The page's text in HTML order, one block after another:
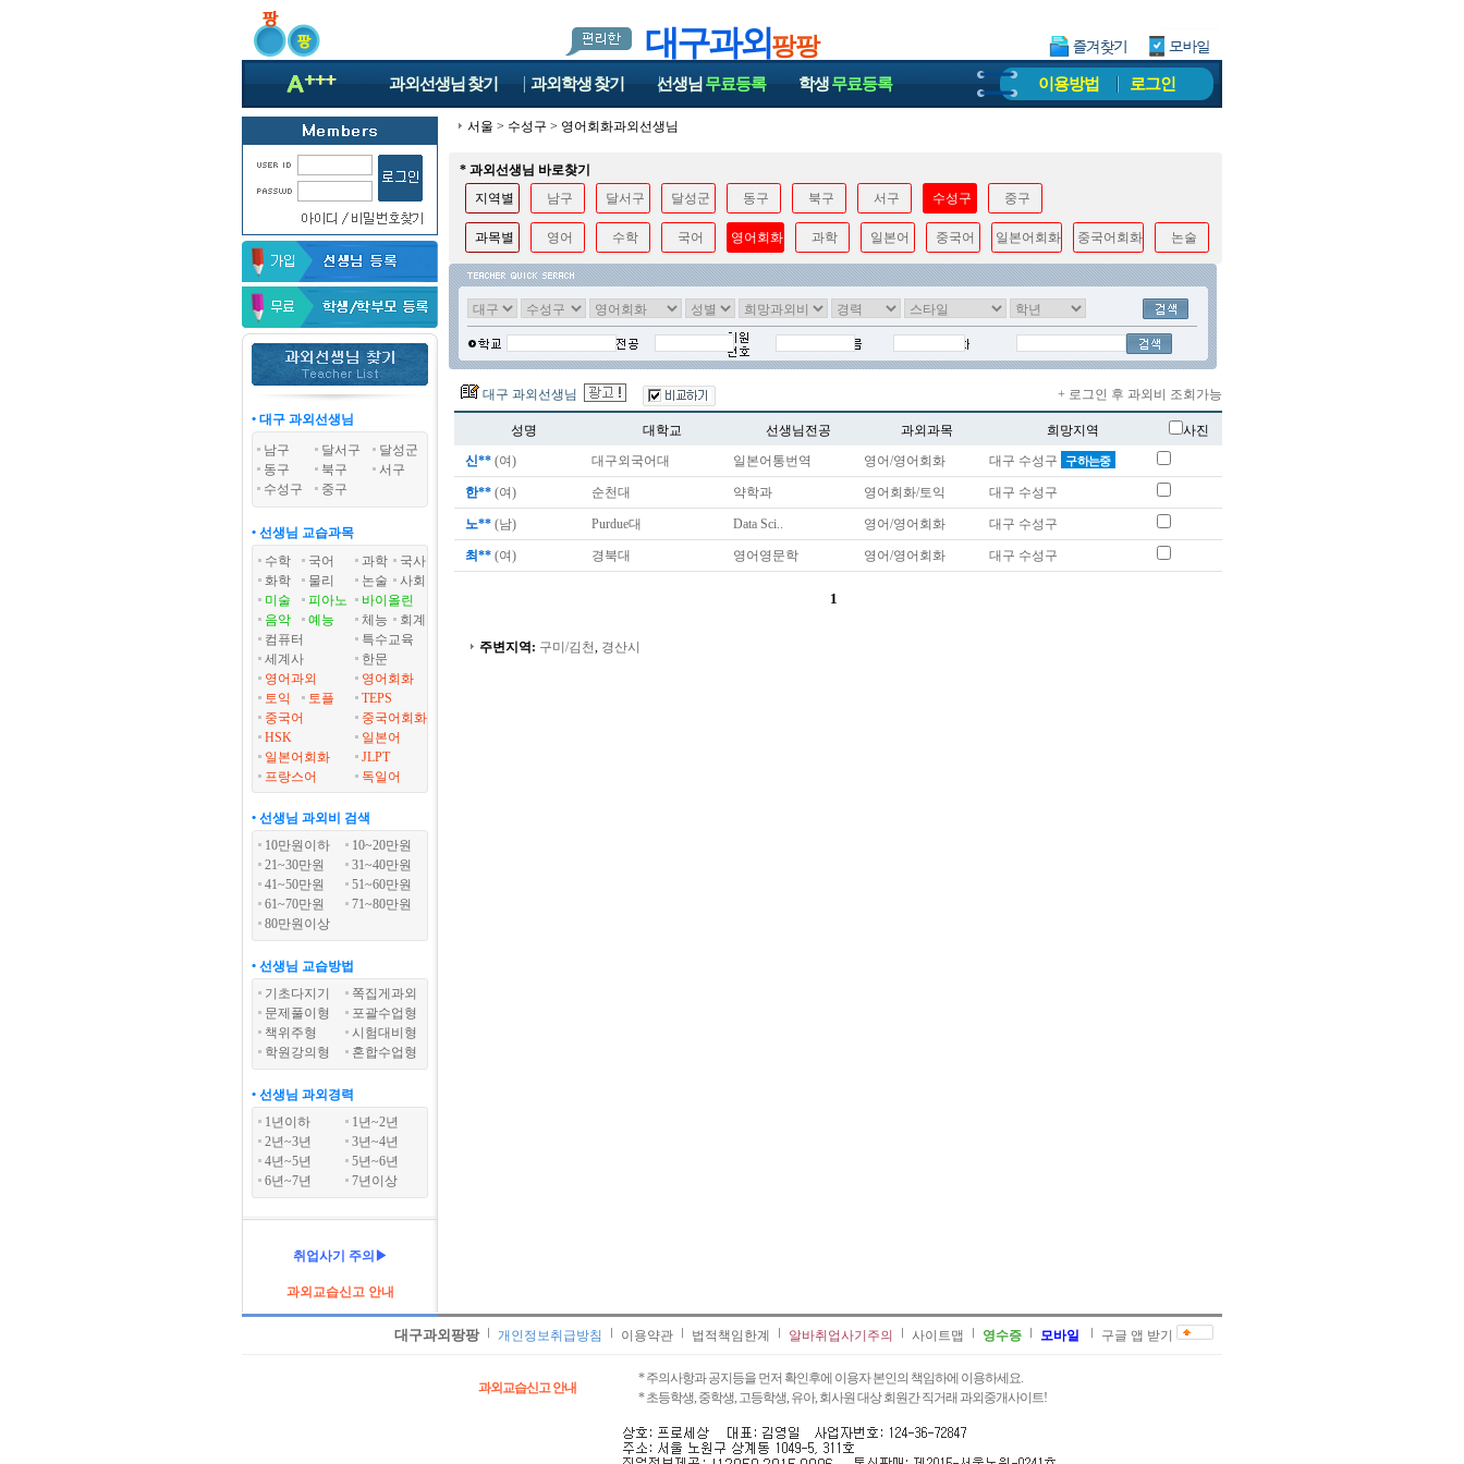
대구과외팡팡
과외선생님 찾기 과외학생찾기 선생님 무료등록 학생무료등록 이용방법 로그인
• 대구 과외선생님
남구
달서구
달성군
동구
북구
서구
수성구
중구
• 선생님 교습과목
수학
국어 과학
국사
화학
물리 논술
사회
미술
피아노
바이올린
음악
예능 체능
회계
컴퓨터
특수교육
세계사
한문
영어과외
영어회화
토익
토플
TEPS
중국어
중국어회화
HSK
일본어
일본어회화
JLPT
프랑스어
독일어
• 선생님 과외비 검색
10만원이하
10~20만원
21~30만원
31~40만원
41~50만원
51~60만원
61~70만원
71~80만원
80만원이상
• 선생님 교습방법
기초다지기
쪽집게과외
문제풀이형
포괄수업형
책위주형
시험대비형
학원강의형
혼합수업형
• 선생님 과외경력
1년이하
1년~2년
2년~3년
3년~4년
4년~5년
5년~6년
6년~7년
7년이상
취업사기 주의▶
과외교습신고 안내
서울 > 수성구 > 영어회화과외선생님
* 과외선생님 바로찾기
지역별
남구 달서구 달성군 동구 북구 서구 수성구 중구
과목별 영어 수학 국어 영어회화 과학 일본어 중국어 일본어회화 중국어회화 논술
대구 과외선생님 + 로그인 후 과외비 조회가능
성명 대학교 선생님전공 과외과목 희망지역
사진
신** (여) 대구외국어대 일본어통번역 영어/영어회화 대구 수성구 구하는중
한** (여) 순천대 약학과 영어회화/토익 대구 수성구
노** (남) Purdue대 Data Sci.. 영어/영어회화 대구 수성구
최** (여) 경북대 영어영문학 영어/영어회화 대구 수성구
1
주변지역: 구미/김천, 경산시
대구과외팡팡 개인정보취급방침 이용약관 법적책임한계 알바취업사기주의 사이트맵 영수증 모바일 구글 앱 받기
과외교습신고 안내
* 주의사항과 공지등을 먼저 확인후에 이용자 본인의 책임하에 이용하세요.
* 초등학생, 중학생, 고등학생, 유아, 회사원 대상 회원간 직거래 과외중개사이트!